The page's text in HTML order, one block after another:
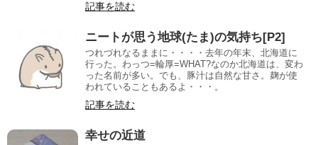
記事を読む
ニートが思う地球(たま)の気持ち[P2]
つれづれなるままに・・・・去年の年末、北海道に
行った。わっつ=輪厚=WHAT?なのか北海道は、変わ
った名前が多い。でも、豚汁は自然な甘さ。麹が使
われていることもあるよ・・・。
記事を読む
幸せの近道